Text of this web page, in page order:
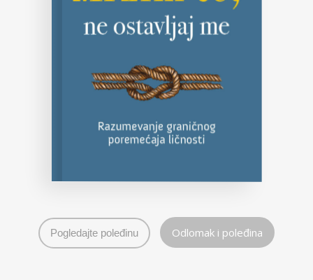
Pogledajte poleđinu Odlomak i poleđina